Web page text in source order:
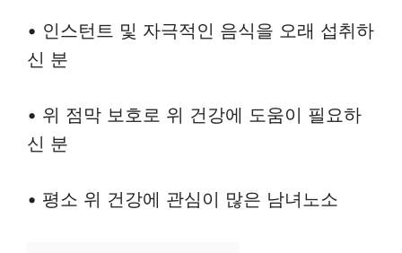
• 인스턴트 및 자극적인 음식을 오래 섭취하
신 분
• 위 점막 보호로 위 건강에 도움이 필요하
신 분
• 평소 위 건강에 관심이 많은 남녀노소